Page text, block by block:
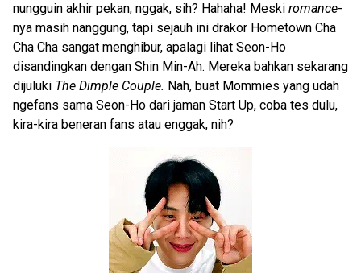
nungguin akhir pekan, nggak, sih? Hahaha! Meski romance-
nya masih nanggung, tapi sejauh ini drakor Hometown Cha
Cha Cha sangat menghibur, apalagi lihat Seon-Ho
disandingkan dengan Shin Min-Ah. Mereka bahkan sekarang
dijuluki The Dimple Couple. Nah, buat Mommies yang udah
ngefans sama Seon-Ho dari jaman Start Up, coba tes dulu,
kira-kira beneran fans atau enggak, nih?